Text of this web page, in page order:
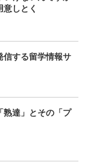
しとく
信する留学情報サ
熟達」とその「プ